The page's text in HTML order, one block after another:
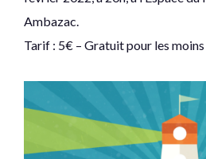
Ambazac.
Tarif : 5€ – Gratuit pour les moins